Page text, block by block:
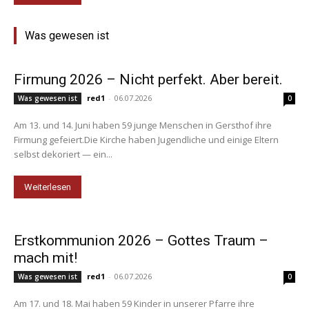
Was gewesen ist
Firmung 2026 – Nicht perfekt. Aber bereit.
Was gewesen ist red1 - 06.07.2026 0
Am 13. und 14. Juni haben 59 junge Menschen in Gersthof ihre
Firmung gefeiert.Die Kirche haben Jugendliche und einige Eltern
selbst dekoriert — ein...
Weiterlesen
Erstkommunion 2026 – Gottes Traum –
mach mit!
Was gewesen ist red1 - 06.07.2026 0
Am 17. und 18. Mai haben 59 Kinder in unserer Pfarre ihre